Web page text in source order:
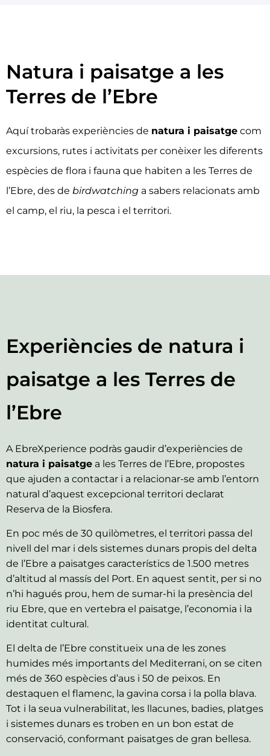
Natura i paisatge a les
Terres de l’Ebre
Aquí trobaràs experiències de natura i paisatge com
excursions, rutes i activitats per conèixer les diferents
espècies de flora i fauna que habiten a les Terres de
l’Ebre, des de birdwatching a sabers relacionats amb
el camp, el riu, la pesca i el territori.
Experiències de natura i
paisatge a les Terres de
l’Ebre
A EbreXperience podràs gaudir d’experiències de
natura i paisatge a les Terres de l’Ebre, propostes
que ajuden a contactar i a relacionar-se amb l’entorn
natural d’aquest excepcional territori declarat
Reserva de la Biosfera.
En poc més de 30 quilòmetres, el territori passa del
nivell del mar i dels sistemes dunars propis del delta
de l’Ebre a paisatges característics de 1.500 metres
d’altitud al massís del Port. En aquest sentit, per si no
n’hi hagués prou, hem de sumar-hi la presència del
riu Ebre, que en vertebra el paisatge, l’economia i la
identitat cultural.
El delta de l’Ebre constitueix una de les zones
humides més importants del Mediterrani, on se citen
més de 360 espècies d’aus i 50 de peixos. En
destaquen el flamenc, la gavina corsa i la polla blava.
Tot i la seua vulnerabilitat, les llacunes, badies, platges
i sistemes dunars es troben en un bon estat de
conservació, conformant paisatges de gran bellesa.